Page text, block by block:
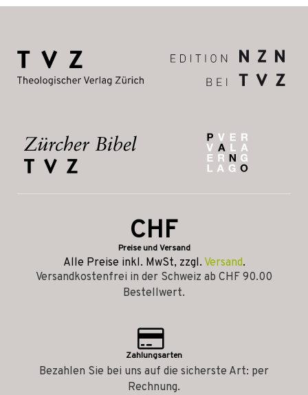
CHF
Preise und Versand
Alle Preise inkl. MwSt, zzgl. Versand.
Versandkostenfrei in der Schweiz ab CHF 90.00
Bestellwert.
Zahlungsarten
Bezahlen Sie bei uns auf die sicherste Art: per
Rechnung.